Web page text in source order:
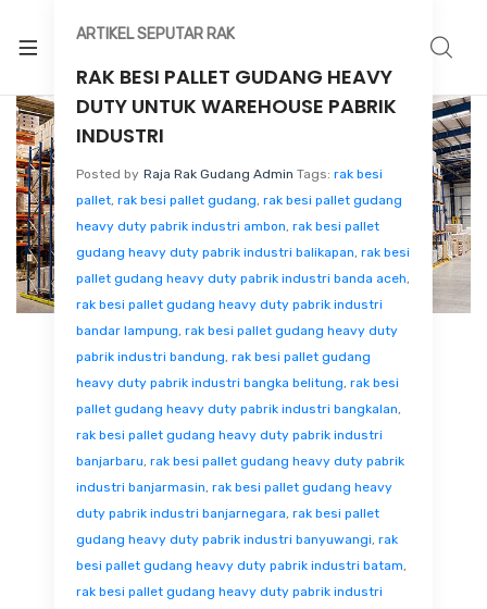
ARTIKEL SEPUTAR RAK
RAK BESI PALLET GUDANG HEAVY
DUTY UNTUK WAREHOUSE PABRIK
INDUSTRI
Posted by Raja Rak Gudang Admin Tags: rak besi
pallet, rak besi pallet gudang, rak besi pallet gudang
heavy duty pabrik industri ambon, rak besi pallet
gudang heavy duty pabrik industri balikapan, rak besi
pallet gudang heavy duty pabrik industri banda aceh,
rak besi pallet gudang heavy duty pabrik industri
bandar lampung, rak besi pallet gudang heavy duty
pabrik industri bandung, rak besi pallet gudang
heavy duty pabrik industri bangka belitung, rak besi
pallet gudang heavy duty pabrik industri bangkalan,
rak besi pallet gudang heavy duty pabrik industri
banjarbaru, rak besi pallet gudang heavy duty pabrik
industri banjarmasin, rak besi pallet gudang heavy
duty pabrik industri banjarnegara, rak besi pallet
gudang heavy duty pabrik industri banyuwangi, rak
besi pallet gudang heavy duty pabrik industri batam,
rak besi pallet gudang heavy duty pabrik industri